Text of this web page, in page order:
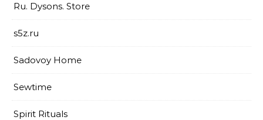
Ru. Dysons. Store
s5z.ru
Sadovoy Home
Sewtime
Spirit Rituals